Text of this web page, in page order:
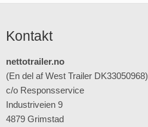
Kontakt
nettotrailer.no
(En del af West Trailer DK33050968)
c/o Responsservice
Industriveien 9
4879 Grimstad